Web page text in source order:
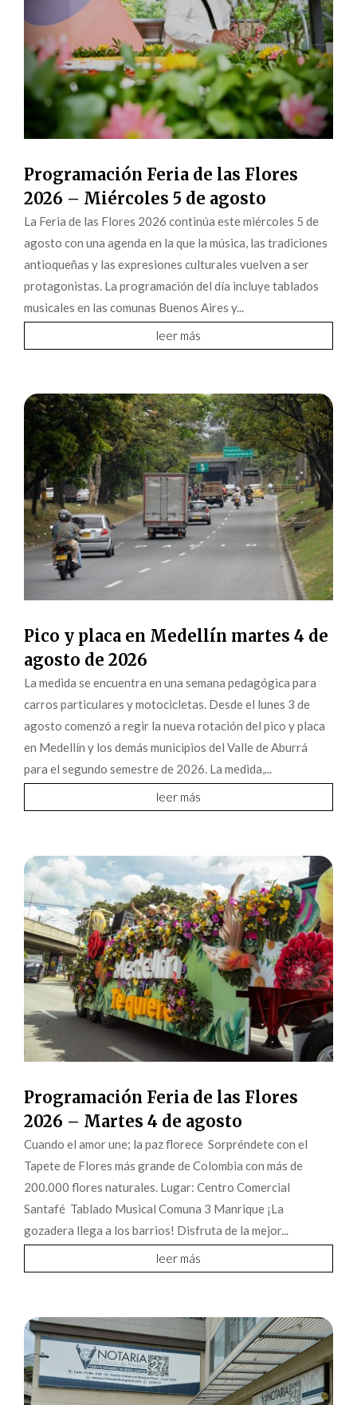
Programación Feria de las Flores
2026 – Miércoles 5 de agosto
La Feria de las Flores 2026 continúa este miércoles 5 de
agosto con una agenda en la que la música, las tradiciones
antioqueñas y las expresiones culturales vuelven a ser
protagonistas. La programación del día incluye tablados
musicales en las comunas Buenos Aires y...
leer más
Pico y placa en Medellín martes 4 de
agosto de 2026
La medida se encuentra en una semana pedagógica para
carros particulares y motocicletas. Desde el lunes 3 de
agosto comenzó a regir la nueva rotación del pico y placa
en Medellín y los demás municipios del Valle de Aburrá
para el segundo semestre de 2026. La medida,...
leer más
Programación Feria de las Flores
2026 – Martes 4 de agosto
Cuando el amor une; la paz florece Sorpréndete con el
Tapete de Flores más grande de Colombia con más de
200.000 flores naturales. Lugar: Centro Comercial
Santafé Tablado Musical Comuna 3 Manrique ¡La
gozadera llega a los barrios! Disfruta de la mejor...
leer más